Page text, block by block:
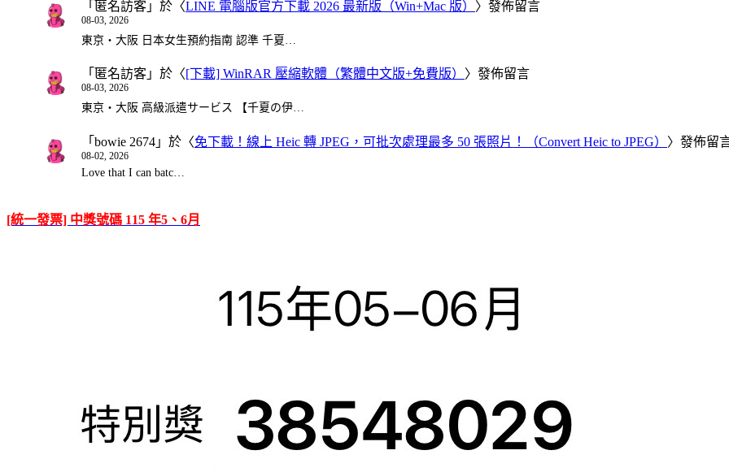
「 匿名訪客 」於〈LINE 電腦版官方下載 2026 最新版（Win+Mac 版） 〉發佈留言
08-03, 2026
東京・大阪 日本女生預約指南 認準 千夏…
「 匿名訪客 」於〈[下載] WinRAR 壓縮軟體（繁體中文版+免費版） 〉發佈留言
08-03, 2026
東京・大阪 高級派遣サービス 【千夏の伊…
「 bowie 2674 」於〈免下載！線上 Heic 轉 JPEG，可批次處理最多 50 張照片！（Convert Heic to JPEG） 〉發佈留
08-02, 2026
Love that I can batc…
[統一發票] 中獎號碼 115 年5、6月